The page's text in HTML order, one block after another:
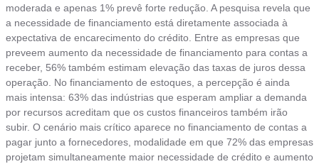
moderada e apenas 1% prevê forte redução. A pesquisa revela que
a necessidade de financiamento está diretamente associada à
expectativa de encarecimento do crédito. Entre as empresas que
preveem aumento da necessidade de financiamento para contas a
receber, 56% também estimam elevação das taxas de juros dessa
operação. No financiamento de estoques, a percepção é ainda
mais intensa: 63% das indústrias que esperam ampliar a demanda
por recursos acreditam que os custos financeiros também irão
subir. O cenário mais crítico aparece no financiamento de contas a
pagar junto a fornecedores, modalidade em que 72% das empresas
projetam simultaneamente maior necessidade de crédito e aumento